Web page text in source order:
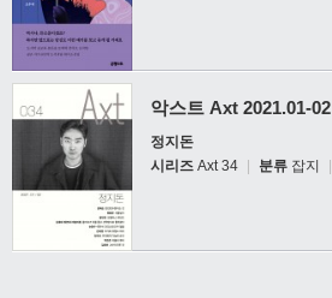
악스트 Axt 2021.01-02
정지돈
시리즈 Axt 34 분류 잡지